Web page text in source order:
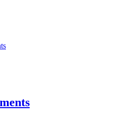
cellule
juin 2026 11:58